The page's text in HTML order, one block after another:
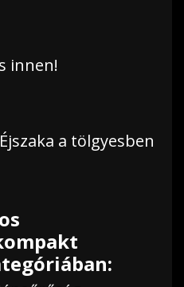
innen!
a tölgyesben